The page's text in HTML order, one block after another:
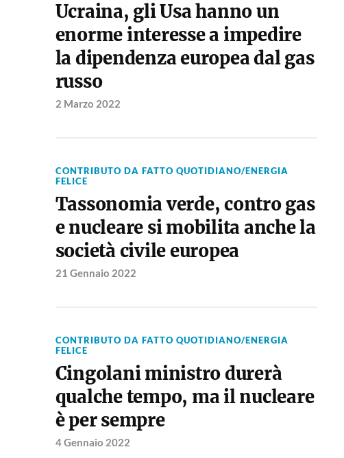
Ucraina, gli Usa hanno un
enorme interesse a impedire
la dipendenza europea dal gas
russo
2 Marzo 2022
CONTRIBUTO DA FATTO QUOTIDIANO/ENERGIA
FELICE
Tassonomia verde, contro gas
e nucleare si mobilita anche la
società civile europea
21 Gennaio 2022
CONTRIBUTO DA FATTO QUOTIDIANO/ENERGIA
FELICE
Cingolani ministro durerà
qualche tempo, ma il nucleare
è per sempre
4 Gennaio 2022